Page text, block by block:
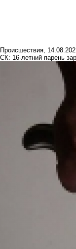
Происшествия,
СК: 16-летний парень